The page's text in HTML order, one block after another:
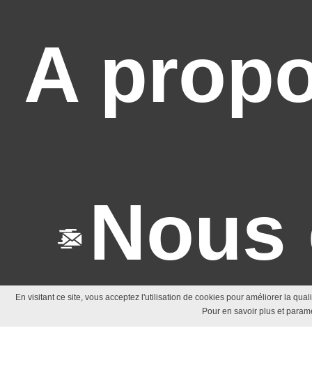
En visitant ce site, vous acceptez l'utilisation de cookies pour améliorer la
Pour en savoir plus et
A